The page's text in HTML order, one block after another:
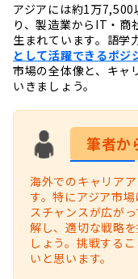
アジアには約1万
り、製造業からIT・商
生まれています。語学
として活躍できるポジ
市場の全体像と、キャ
いきましょう。
筆者か
海外でのキャリア
す。特にアジア市
スチャンスが広が
解し、適切な戦略
しょう。挑戦する
いと思います。